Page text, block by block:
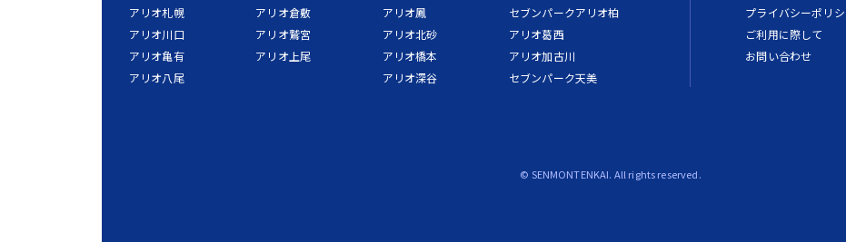
アリオ札幌
アリオ川口
アリオ亀有
アリオ八尾
アリオ倉敷
アリオ鷲宮
アリオ上尾
アリオ鳳
アリオ北砂
アリオ橋本
アリオ深谷
セブンパークアリオ柏
アリオ葛西
アリオ加古川
セブンパーク天美
プライバシーポリ
ご利用に際して
お問い合わせ
© SENMONTENKAI. All rights reserved.